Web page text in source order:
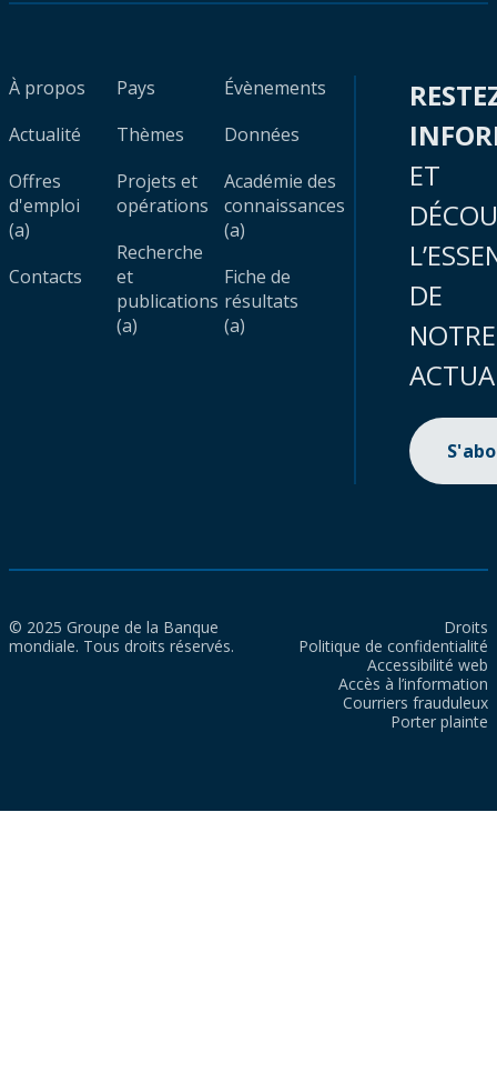
À propos
Actualité
Offres
d'emploi
(a)
Contacts
Pays
Thèmes
Projets et
opérations
Recherche
et
publications
(a)
Évènements
Données
Académie des
connaissances
(a)
Fiche de
résultats
(a)
ET
DE
NOTRE
© 2025 Groupe de la Banque
mondiale. Tous droits réservés.
Droits
Politique de confidentialité
Accessibilité web
Accès à l’information
Courriers frauduleux
Porter plainte